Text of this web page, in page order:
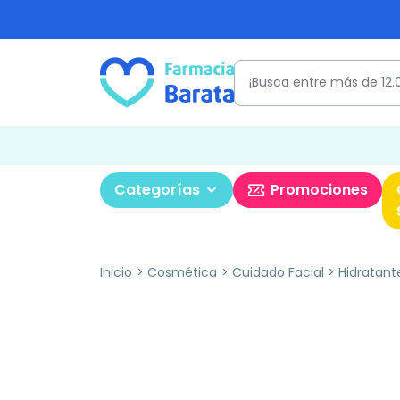
Categorías Promociones
Inicio Cosmética Cuidado Facial